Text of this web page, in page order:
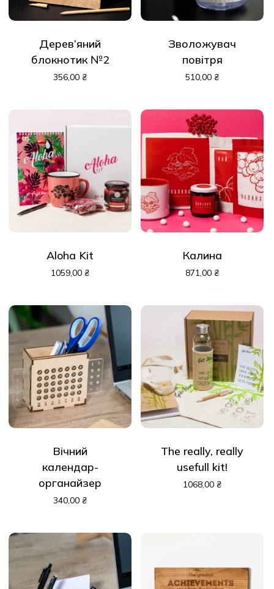
Дерев’яний
блокнотик №2
356,00 ₴
Зволожувач
повітря
510,00 ₴
Aloha Kit
1059,00 ₴
Калина
871,00 ₴
Вічний
календар-
органайзер
340,00 ₴
The really, really
usefull kit!
1068,00 ₴